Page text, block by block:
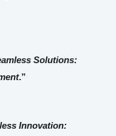
Solutions:
.”
Innovation: